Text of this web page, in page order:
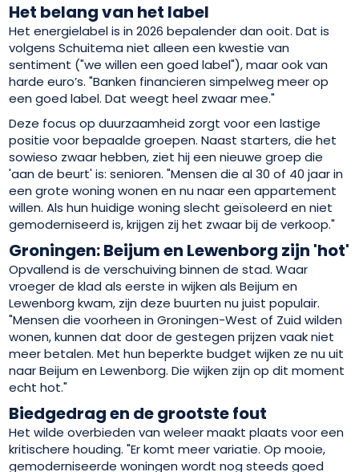
Het belang van het label
Het energielabel is in 2026 bepalender dan ooit. Dat is
volgens Schuitema niet alleen een kwestie van
sentiment ("we willen een goed label"), maar ook van
harde euro’s. "Banken financieren simpelweg meer op
een goed label. Dat weegt heel zwaar mee."
Deze focus op duurzaamheid zorgt voor een lastige
positie voor bepaalde groepen. Naast starters, die het
sowieso zwaar hebben, ziet hij een nieuwe groep die
'aan de beurt' is: senioren. "Mensen die al 30 of 40 jaar in
een grote woning wonen en nu naar een appartement
willen. Als hun huidige woning slecht geïsoleerd en niet
gemoderniseerd is, krijgen zij het zwaar bij de verkoop."
Groningen: Beijum en Lewenborg zijn 'hot'
Opvallend is de verschuiving binnen de stad. Waar
vroeger de klad als eerste in wijken als Beijum en
Lewenborg kwam, zijn deze buurten nu juist populair.
"Mensen die voorheen in Groningen-West of Zuid wilden
wonen, kunnen dat door de gestegen prijzen vaak niet
meer betalen. Met hun beperkte budget wijken ze nu uit
naar Beijum en Lewenborg. Die wijken zijn op dit moment
echt hot."
Biedgedrag en de grootste fout
Het wilde overbieden van weleer maakt plaats voor een
kritischere houding. "Er komt meer variatie. Op mooie,
gemoderniseerde woningen wordt nog steeds goed